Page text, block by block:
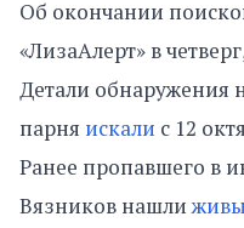
Об окончании
«ЛизаАлерт» в
Детали обнаружения
парня искали с 12
Ранее пропавшего в
Вязников нашли